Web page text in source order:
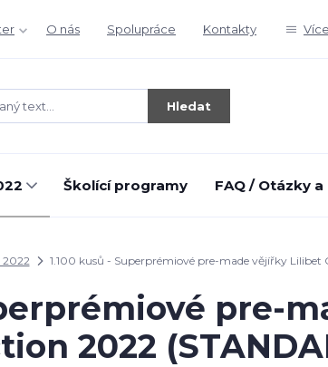
O nás Spolupráce Kontakty Více
Hledat
Školící programy FAQ / Otázky
2022 1.100 kusů - Superprémiové pre-made vějířky Lilibet
pre-
2022